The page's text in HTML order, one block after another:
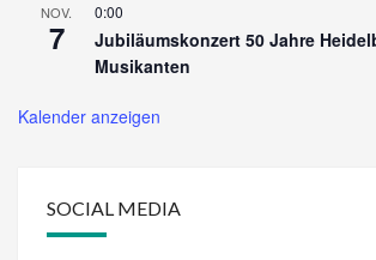
NOV.
7
0:00
Jubiläumskonzert 50 Jahre
Musikanten
Kalender anzeigen
SOCIAL MEDIA